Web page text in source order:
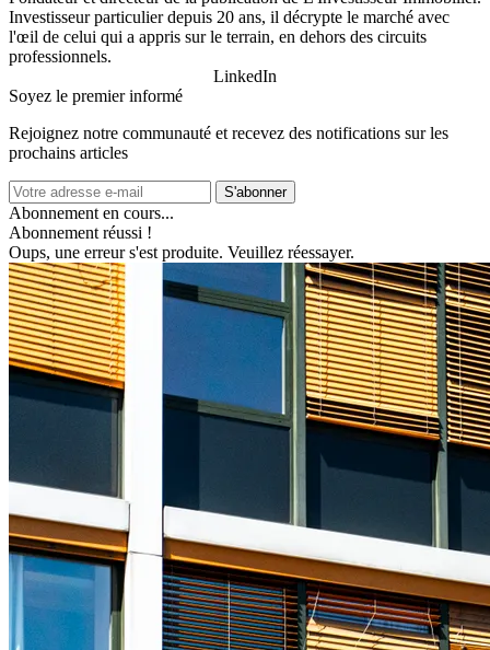
Investisseur particulier depuis 20 ans, il décrypte le marché avec
l'œil de celui qui a appris sur le terrain, en dehors des circuits
professionnels.
LinkedIn
Soyez le premier informé
Rejoignez notre communauté et recevez des notifications sur les
prochains articles
S'abonner
Abonnement en cours...
Abonnement réussi !
Oups, une erreur s'est produite. Veuillez réessayer.